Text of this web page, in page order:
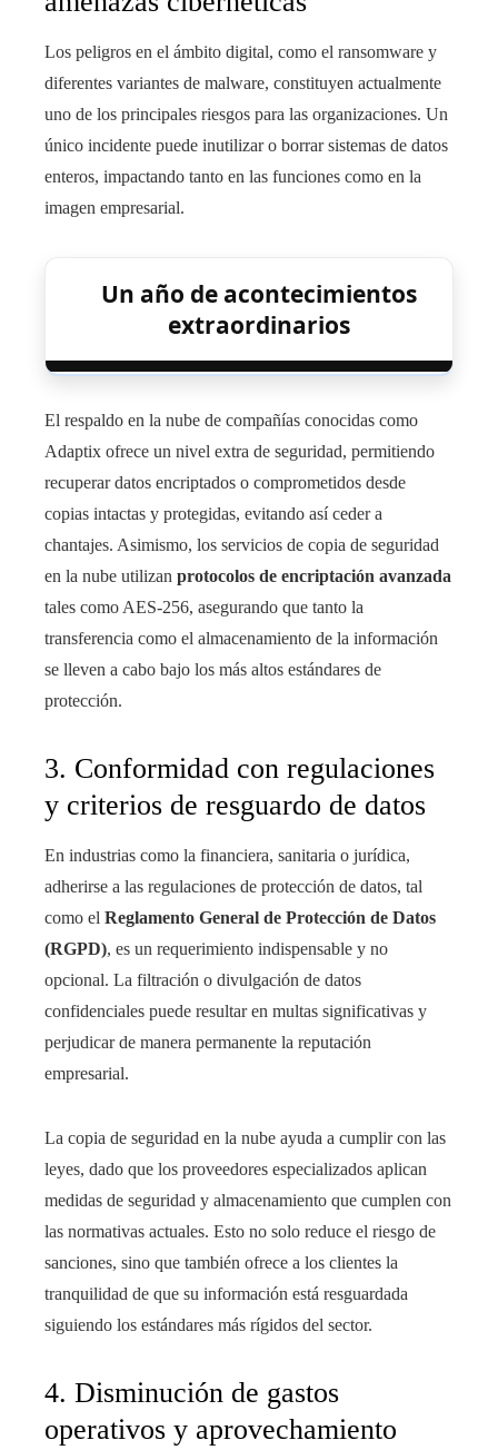
Los peligros en el ámbito digital, como el ransomware y
diferentes variantes de malware, constituyen actualmente
uno de los principales riesgos para las organizaciones. Un
único incidente puede inutilizar o borrar sistemas de datos
enteros, impactando tanto en las funciones como en la
imagen empresarial.
Un año de acontecimientos
extraordinarios
El respaldo en la nube de compañías conocidas como
Adaptix ofrece un nivel extra de seguridad, permitiendo
recuperar datos encriptados o comprometidos desde
copias intactas y protegidas, evitando así ceder a
chantajes. Asimismo, los servicios de copia de seguridad
en la nube utilizan protocolos de encriptación avanzada
tales como AES-256, asegurando que tanto la
transferencia como el almacenamiento de la información
se lleven a cabo bajo los más altos estándares de
protección.
3. Conformidad con regulaciones
y criterios de resguardo de datos
En industrias como la financiera, sanitaria o jurídica,
adherirse a las regulaciones de protección de datos, tal
como el Reglamento General de Protección de Datos
(RGPD), es un requerimiento indispensable y no
opcional. La filtración o divulgación de datos
confidenciales puede resultar en multas significativas y
perjudicar de manera permanente la reputación
empresarial.
La copia de seguridad en la nube ayuda a cumplir con las
leyes, dado que los proveedores especializados aplican
medidas de seguridad y almacenamiento que cumplen con
las normativas actuales. Esto no solo reduce el riesgo de
sanciones, sino que también ofrece a los clientes la
tranquilidad de que su información está resguardada
siguiendo los estándares más rígidos del sector.
4. Disminución de gastos
operativos y aprovechamiento